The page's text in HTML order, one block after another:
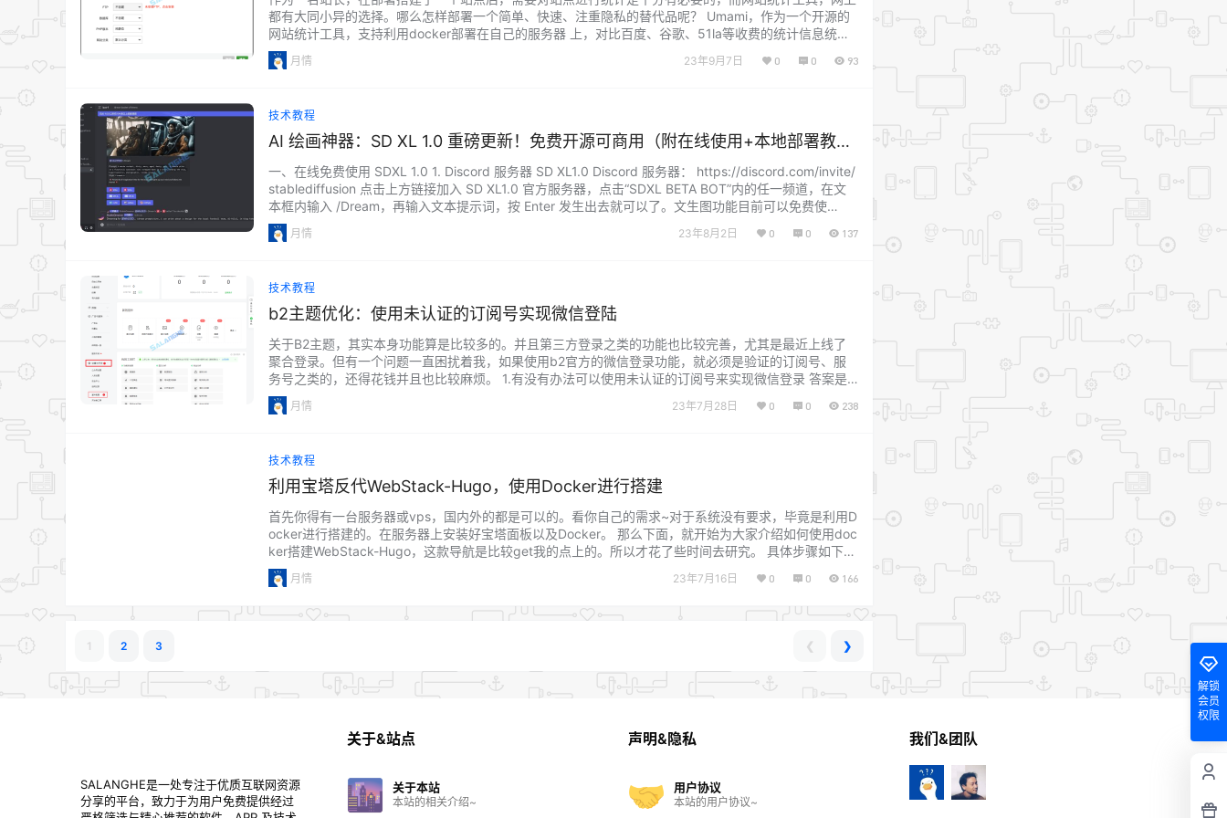
都有大同小异的选择。哪么怎样部署一个简单、快速、注重隐私的替代品呢？ Umami，作为一个开源的
网站统计工具，支持利用docker部署在自己的服务器 上，对比百度、谷歌、51la等收费的统计信息统计
分析工具，这种方式对于个人用户来说更加高效的便利。 那么，我们开始进入Umami的安装吧～ 项目资
料 官方网站…...
月情 23年9月7日 0 0 93
技术教程
AI 绘画神器：SD XL 1.0 重磅更新！免费开源可商用（附在线使用+本地部署教
一、在线免费使用 SDXL 1.0 1. Discord 服务器 SD XL1.0 Discord 服务器： https://discord.com/invite/
stablediffusion 点击上方链接加入 SD XL1.0 官方服务器，点击“SDXL BETA BOT”内的任一频道，在文
本框内输入 /Dream，再输入文本提示词，按 Enter 发生出去就可以了。文生图功能目前可以免费使
用…...
月情 23年8月2日 0 0 137
技术教程
b2主题优化：使用未认证的订阅号实现微信登陆
关于B2主题，其实本身功能算是比较多的。并且第三方登录之类的功能也比较完善，尤其是最近上线了
聚合登录。但有一个问题一直困扰着我，如果使用b2官方的微信登录功能，就必须是验证的订阅号、服
务号之类的，还得花钱并且也比较麻烦。 1.有没有办法可以使用未认证的订阅号来实现微信登录 答案是
有的，通过模板兔大佬所开发的插件来实现，目前SALANGHE已经实现了用未认证的订阅号来实现微信
登录的功能了，并且已经继…...
月情 23年7月28日 0 0 238
技术教程
利用宝塔反代WebStack-Hugo，使用Docker进行搭建
首先你得有一台服务器或vps，国内外的都是可以的。看你自己的需求~对于系统没有要求，毕竟是利用D
ocker进行搭建的。在服务器上安装好宝塔面板以及Docker。 那么下面，就开始为大家介绍如何使用doc
ker搭建WebStack-Hugo，这款导航是比较get我的点上的。所以才花了些时间去研究。 具体步骤如下：
#创建站点目录路径，也可以利用宝塔新增网站来进行创建 mkdir /home/sala…...
月情 23年7月16日 0 0 166
1 2 3 ❮ ❯
解锁
会员
权限
SALANGHE是一处专注于优质互联网资源
分享的平台，致力于为用户免费提供经过
关于&站点
关于本站
本站的相关介绍~
声明&隐私
用户协议
本站的用户协议~
我们&团队